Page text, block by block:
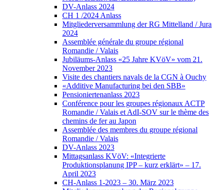
DV-Anlass 2024
CH 1 /2024 Anlass
Mitgliederversammlung der RG Mittelland / Jura
2024
Assemblée générale du groupe régional
Romandie / Valais
Jubiläums-Anlass «25 Jahre KVöV» vom 21.
November 2023
Visite des chantiers navals de la CGN à Ouchy
«Additive Manufacturing bei den SBB»
Pensioniertenanlass 2023
Conférence pour les groupes régionaux ACTP
Romandie / Valais et AdI-SOV sur le thème des
chemins de fer au Japon
Assemblée des membres du groupe régional
Romandie / Valais
DV-Anlass 2023
Mittagsanlass KVöV: «Integrierte
Produktionsplanung IPP – kurz erklärt» – 17.
April 2023
CH-Anlass 1-2023 – 30. März 2023